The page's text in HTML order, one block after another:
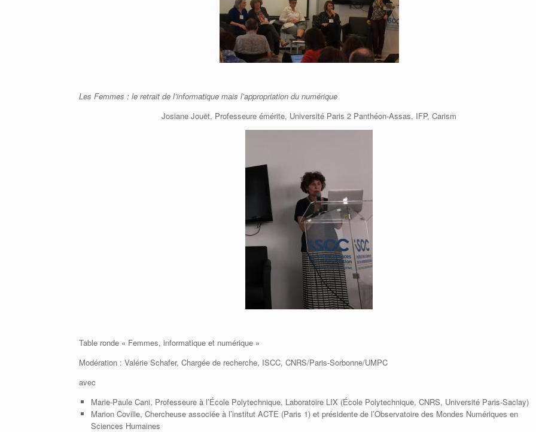
Les Femmes : le retrait de l’informatique mais l’appropriation du numérique
Josiane Jouët, Professeure émérite, Université Paris 2 Panthéon-Assas, IFP, Carism
Table ronde « Femmes, informatique et numérique »
Modération : Valérie Schafer, Chargée de recherche, ISCC, CNRS/Paris-Sorbonne/UMPC
avec
Marie-Paule Cani, Professeure à l’École Polytechnique, Laboratoire LIX (École Polytechnique, CNRS, Université Paris-Saclay)
Marion Coville, Chercheuse associée à l’institut ACTE (Paris 1) et présidente de l’Observatoire des Mondes Numériques en
Sciences Humaines